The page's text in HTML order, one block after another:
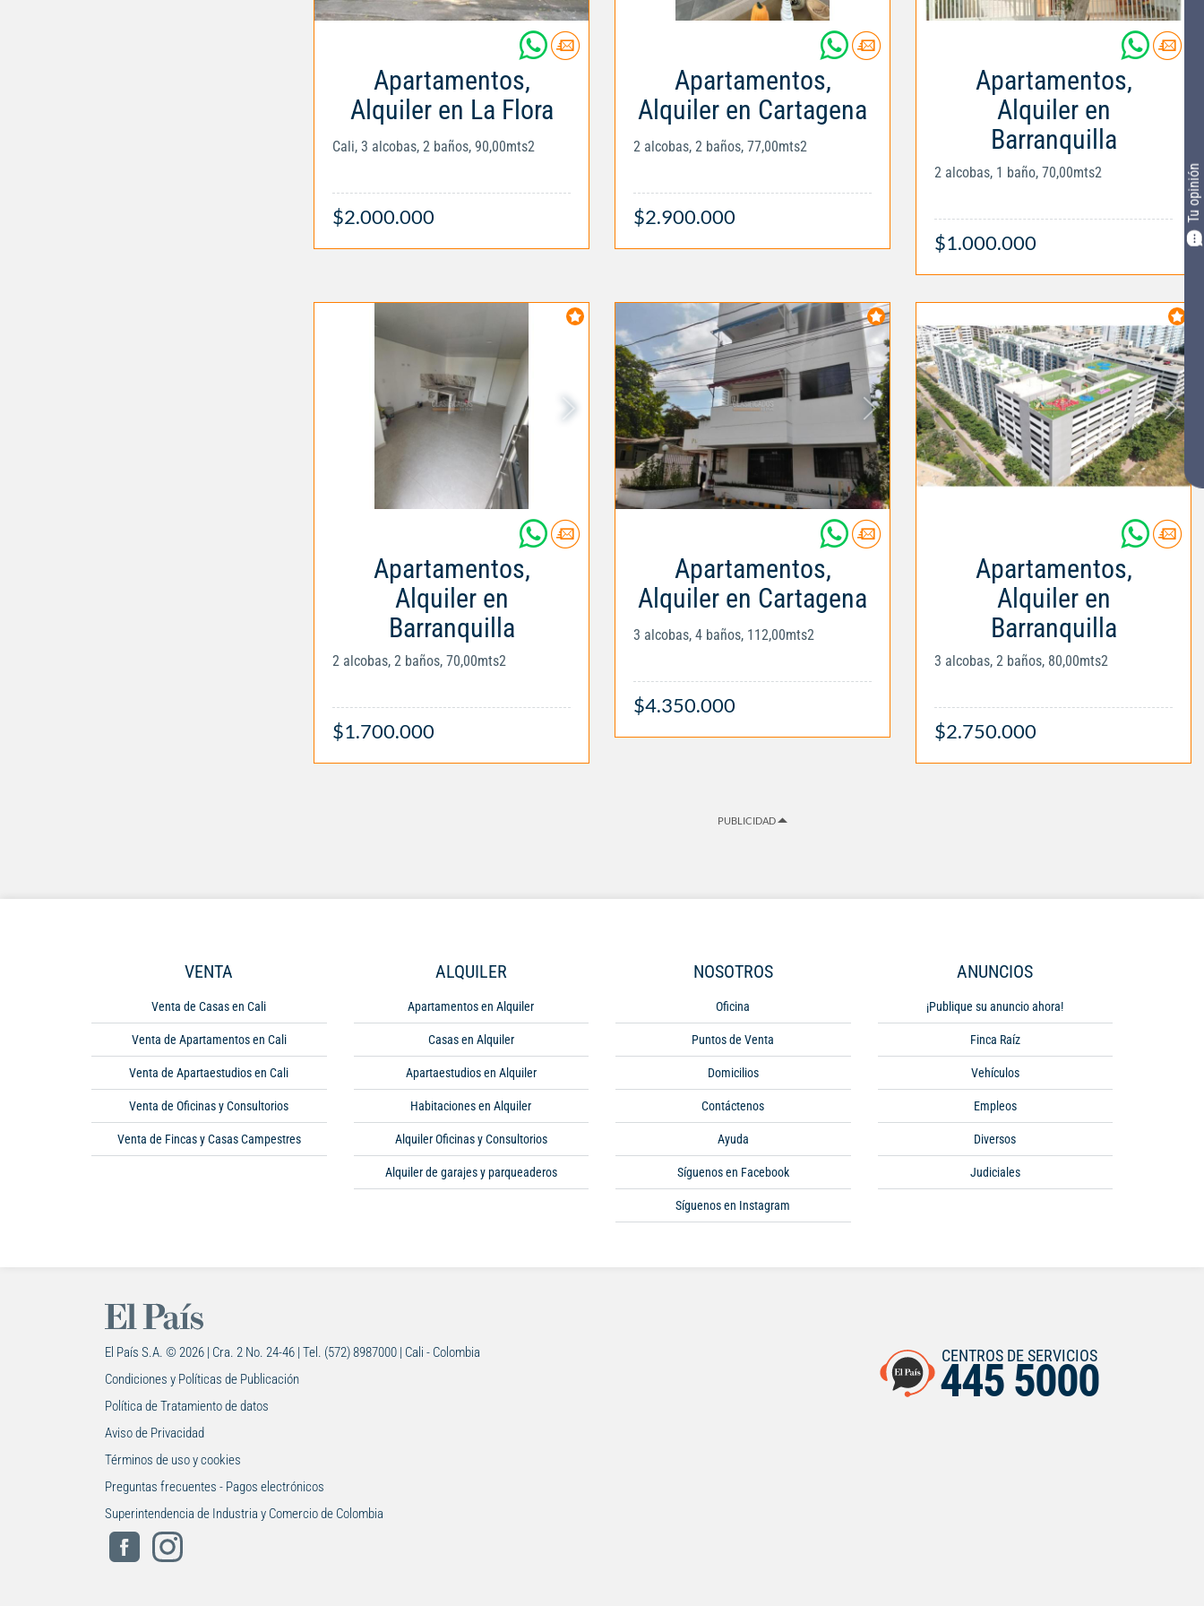
Tu opinión
Apartamentos,
Alquiler en La Flora
Cali, 3 alcobas, 2 baños, 90,00mts2
$2.000.000
Apartamentos,
Alquiler en Cartagena
2 alcobas, 2 baños, 77,00mts2
$2.900.000
Apartamentos,
Alquiler en
Barranquilla
2 alcobas, 1 baño, 70,00mts2
$1.000.000
Apartamentos,
Alquiler en
Barranquilla
2 alcobas, 2 baños, 70,00mts2
$1.700.000
Apartamentos,
Alquiler en Cartagena
3 alcobas, 4 baños, 112,00mts2
$4.350.000
Apartamentos,
Alquiler en
Barranquilla
3 alcobas, 2 baños, 80,00mts2
$2.750.000
PUBLICIDAD
VENTA
Venta de Casas en Cali
Venta de Apartamentos en Cali
Venta de Apartaestudios en Cali
Venta de Oficinas y Consultorios
Venta de Fincas y Casas Campestres
ALQUILER
Apartamentos en Alquiler
Casas en Alquiler
Apartaestudios en Alquiler
Habitaciones en Alquiler
Alquiler Oficinas y Consultorios
Alquiler de garajes y parqueaderos
NOSOTROS
Oficina
Puntos de Venta
Domicilios
Contáctenos
Ayuda
Síguenos en Facebook
Síguenos en Instagram
ANUNCIOS
¡Publique su anuncio ahora!
Finca Raíz
Vehículos
Empleos
Diversos
Judiciales
El País S.A. © 2026 | Cra. 2 No. 24-46 | Tel. (572) 8987000 | Cali - Colombia
Condiciones y Políticas de Publicación
Política de Tratamiento de datos
Aviso de Privacidad
Términos de uso y cookies
Preguntas frecuentes - Pagos electrónicos
Superintendencia de Industria y Comercio de Colombia
CENTROS DE SERVICIOS
445 5000